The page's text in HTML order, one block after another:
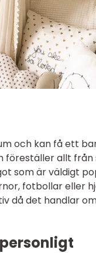
och kan få ett
föreställer allt
som är väldigt
fotbollar eller
då det handlar